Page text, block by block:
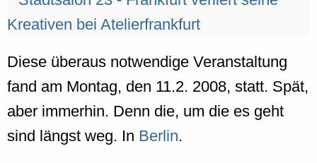
Diese überaus notwendige Veranstaltung
fand am Montag, den 11.2. 2008, statt. Spät,
aber immerhin. Denn die, um die es geht
sind längst weg. In Berlin.